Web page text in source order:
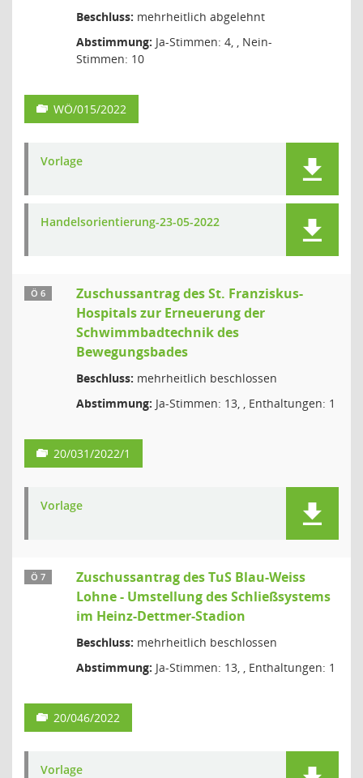
Beschluss: mehrheitlich abgelehnt
Abstimmung: Ja-Stimmen: 4, , Nein-
Stimmen: 10
WÖ/015/2022
Vorlage
Handelsorientierung-23-05-2022
Ö 6
Zuschussantrag des St. Franziskus-
Hospitals zur Erneuerung der
Schwimmbadtechnik des
Bewegungsbades
Beschluss: mehrheitlich beschlossen
Abstimmung: Ja-Stimmen: 13, , Enthaltungen: 1
20/031/2022/1
Vorlage
Ö 7
Zuschussantrag des TuS Blau-Weiss
Lohne - Umstellung des Schließsystems
im Heinz-Dettmer-Stadion
Beschluss: mehrheitlich beschlossen
Abstimmung: Ja-Stimmen: 13, , Enthaltungen: 1
20/046/2022
Vorlage